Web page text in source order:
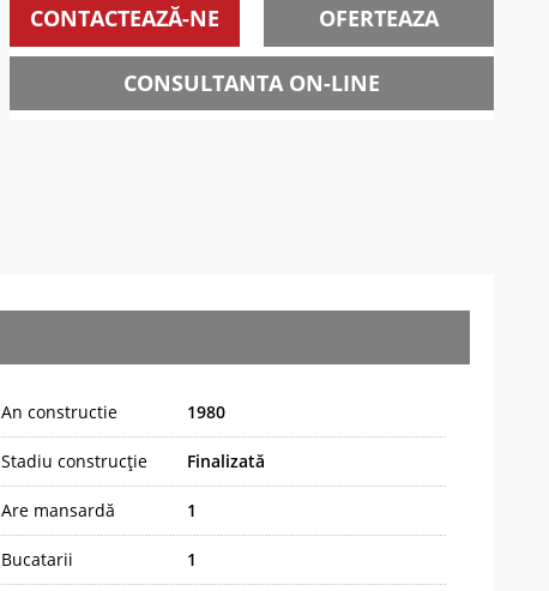
CONTACTEAZĂ-NE OFERTEAZA
CONSULTANTA ON-LINE
An constructie 1980
Stadiu construcție Finalizată
Are mansardă 1
Bucatarii 1